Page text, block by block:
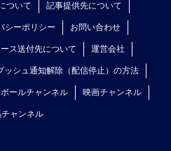
ついて 記事提供先について
シーポリシー お問い合わせ
ース送付先について 運営会社
ッシュ通知解除（配信停止）の方法
ールチャンネル 映画チャンネル
ャンネル